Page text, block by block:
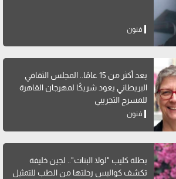
فنون
بعد أكثر من 15 عامًا.. المجلس الثقافي
البريطاني يعود شريكًا لمهرجان القاهرة
للمسرح التجريبي
فنون
بطلة كليب "لولا البنات".. لجين خليفة
تكشف كواليس رحلتها من الطب للتمثيل